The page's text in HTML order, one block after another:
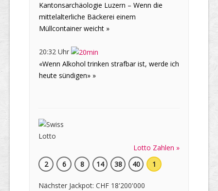
Kantonsarchäologie Luzern – Wenn die
mittelalterliche Bäckerei einem
Müllcontainer weicht »
20:32 Uhr
«Wenn Alkohol trinken strafbar ist, werde ich
heute sündigen» »
Lotto Zahlen »
2
6 8 14 38 40 1
Nächster Jackpot: CHF 18'200'000